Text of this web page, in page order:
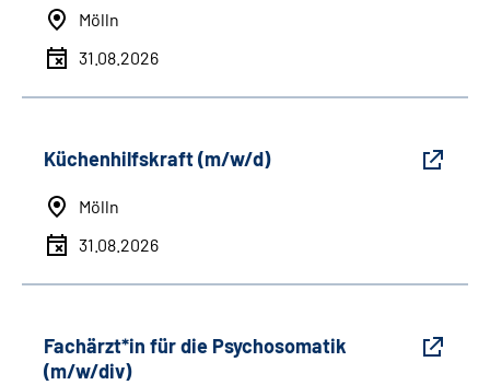
Mölln
31.08.2026
Küchenhilfskraft (m/w/d)
Mölln
31.08.2026
Fachärzt*in für die Psychosomatik
(m/w/div)